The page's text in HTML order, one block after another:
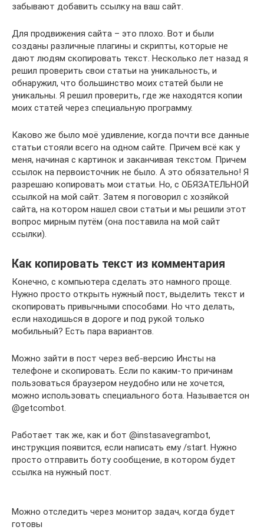
забывают добавить ссылку на ваш сайт.
Для продвижения сайта – это плохо. Вот и были
созданы различные плагины и скрипты, которые не
дают людям скопировать текст. Несколько лет назад я
решил проверить свои статьи на уникальность, и
обнаружил, что большинство моих статей были не
уникальны. Я решил проверить, где же находятся копии
моих статей через специальную программу.
Каково же было моё удивление, когда почти все данные
статьи стояли всего на одном сайте. Причем всё как у
меня, начиная с картинок и заканчивая текстом. Причем
ссылок на первоисточник не было. А это обязательно! Я
разрешаю копировать мои статьи. Но, с ОБЯЗАТЕЛЬНОЙ
ссылкой на мой сайт. Затем я поговорил с хозяйкой
сайта, на котором нашел свои статьи и мы решили этот
вопрос мирным путём (она поставила на мой сайт
ссылки).
Как копировать текст из комментария
Конечно, с компьютера сделать это намного проще.
Нужно просто открыть нужный пост, выделить текст и
скопировать привычными способами. Но что делать,
если находишься в дороге и под рукой только
мобильный? Есть пара вариантов.
Можно зайти в пост через веб-версию Инсты на
телефоне и скопировать. Если по каким-то причинам
пользоваться браузером неудобно или не хочется,
можно использовать специального бота. Называется он
@getcombot.
Работает так же, как и бот @instasavegrambot,
инструкция появится, если написать ему /start. Нужно
просто отправить боту сообщение, в котором будет
ссылка на нужный пост.
Можно отследить через монитор задач, когда будет
готовы